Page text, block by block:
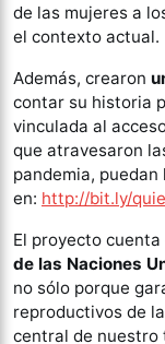
de las mujeres a
el contexto actual.
Además, crearon
contar su historia
vinculada al
que atravesaron
pandemia,
en: http://bit.ly/
El proyecto
de las Naciones
no sólo porque
reproductivos de
central de nuestro